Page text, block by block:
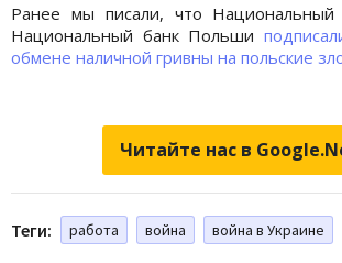
Ранее мы писали, что
Национальный банк Польши
обмене наличной гривны на польские
Читайте нас в
Теги: работа война война в Украине